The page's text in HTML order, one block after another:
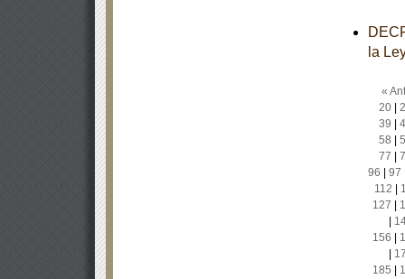
la
«
20|
39
58
77
96
97
112
127
156
185